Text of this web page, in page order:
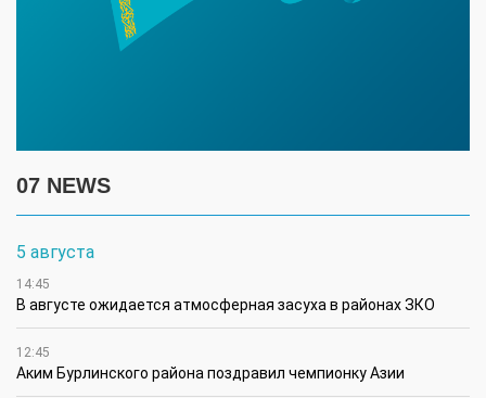
07 NEWS
5 августа
14:45
В августе ожидается атмосферная засуха в районах ЗКО
12:45
Аким Бурлинского района поздравил чемпионку Азии